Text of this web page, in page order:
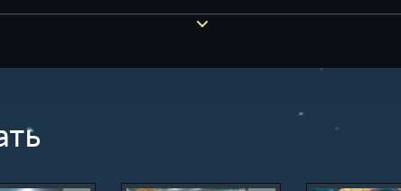
На протяжении романа ей приходится:
🌟 учиться доверять себе;
Каждое испытание делает её сильнее и помогает